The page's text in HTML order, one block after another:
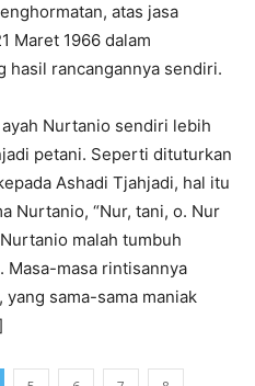
atas jasa
Maret 1966 dalam
hasil rancangannya sendiri.
Nurtanio sendiri lebih
petani. Seperti dituturkan
Ashadi Tjahjadi, hal itu
Nurtanio, “Nur, tani, o. Nur
malah tumbuh
Masa-masa rintisannya
sama-sama maniak